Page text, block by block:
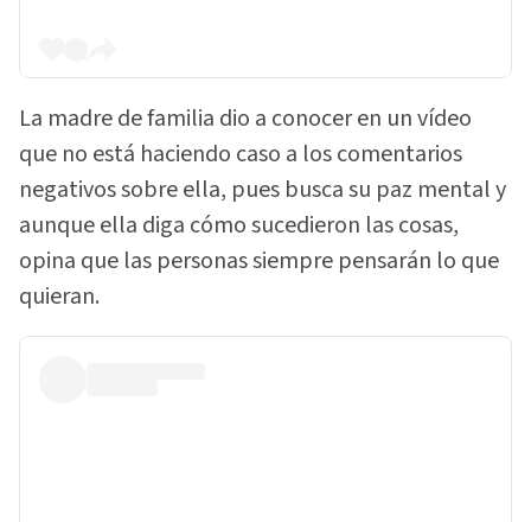
La madre de familia dio a conocer en un vídeo
que no está haciendo caso a los comentarios
negativos sobre ella, pues busca su paz mental y
aunque ella diga cómo sucedieron las cosas,
opina que las personas siempre pensarán lo que
quieran.